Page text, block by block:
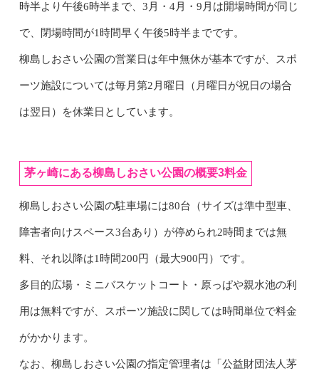
時半より午後6時半まで、3月・4月・9月は開場時間が同じ
で、閉場時間が1時間早く午後5時半までです。
柳島しおさい公園の営業日は年中無休が基本ですが、スポ
ーツ施設については毎月第2月曜日（月曜日が祝日の場合
は翌日）を休業日としています。
茅ヶ崎にある柳島しおさい公園の概要3料金
柳島しおさい公園の駐車場には80台（サイズは準中型車、
障害者向けスペース3台あり）が停められ2時間までは無
料、それ以降は1時間200円（最大900円）です。
多目的広場・ミニバスケットコート・原っぱや親水池の利
用は無料ですが、スポーツ施設に関しては時間単位で料金
がかかります。
なお、柳島しおさい公園の指定管理者は「公益財団法人茅